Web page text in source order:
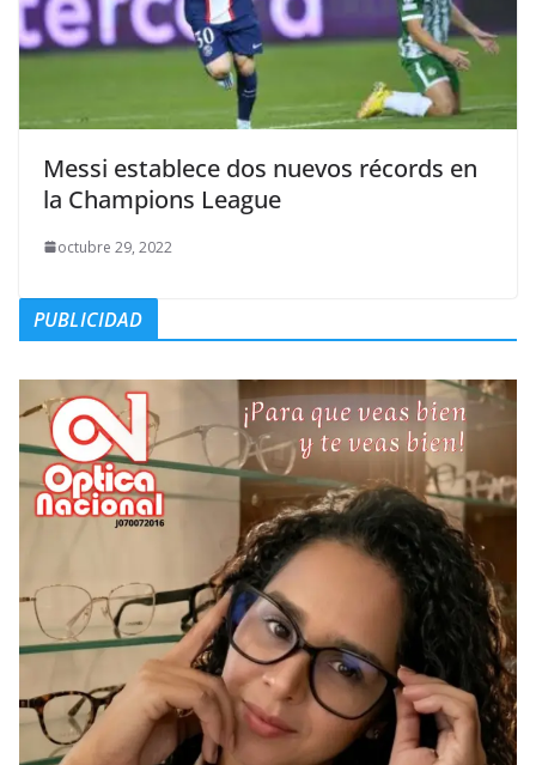
Messi establece dos nuevos récords en
la Champions League
octubre 29, 2022
PUBLICIDAD